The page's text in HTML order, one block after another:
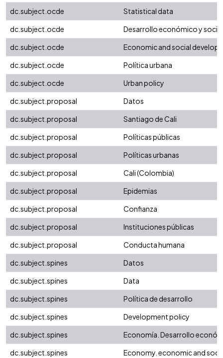
dc.subject.ocde
Statistical data
dc.subject.ocde
Desarrollo económico y social
dc.subject.ocde
Economic and social
dc.subject.ocde
Política urbana
dc.subject.ocde
Urban policy
dc.subject.proposal
Datos
dc.subject.proposal
Santiago de Cali
dc.subject.proposal
Políticas públicas
dc.subject.proposal
Políticas urbanas
dc.subject.proposal
Cali (Colombia)
dc.subject.proposal
Epidemias
dc.subject.proposal
Confianza
dc.subject.proposal
Instituciones públicas
dc.subject.proposal
Conducta humana
dc.subject.spines
Datos
dc.subject.spines
Data
dc.subject.spines
Política de desarrollo
dc.subject.spines
Development policy
dc.subject.spines
Economía. Desarrollo
dc.subject.spines
Economy. economic and